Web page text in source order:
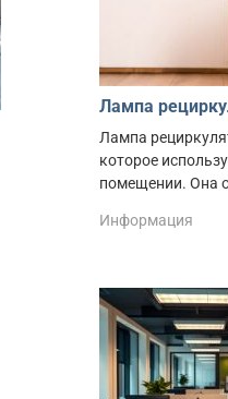
Лампа
Лампа
которое
помещении. Она
Информация